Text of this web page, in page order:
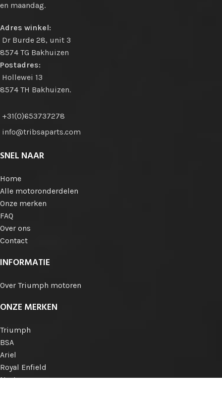
en maandag.
Adres winkel:
Dr Burde 28, unit 3
8574 TG Bakhuizen
Postadres:
Hollewei 13
8574 TH Bakhuizen.
+31(0)653737278
info@tribsaparts.com
SNEL NAAR
Home
Alle motoronderdelen
Onze merken
FAQ
Over ons
Contact
INFORMATIE
Over Triumph motoren
ONZE MERKEN
Triumph
BSA
Ariel
Royal Enfield
Norton